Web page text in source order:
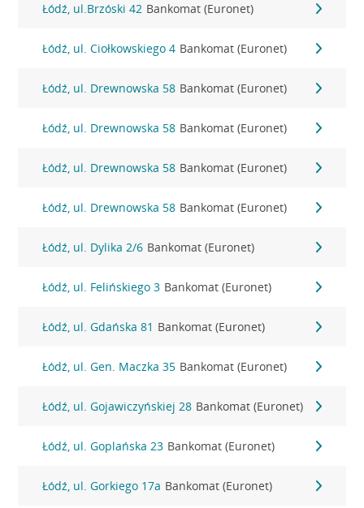
Łódź, ul.Brzóski 42 Bankomat (Euronet)
Łódź, ul. Ciołkowskiego 4 Bankomat (Euronet)
Łódź, ul. Drewnowska 58 Bankomat (Euronet)
Łódź, ul. Drewnowska 58 Bankomat (Euronet)
Łódź, ul. Drewnowska 58 Bankomat (Euronet)
Łódź, ul. Drewnowska 58 Bankomat (Euronet)
Łódź, ul. Dylika 2/6 Bankomat (Euronet)
Łódź, ul. Felińskiego 3 Bankomat (Euronet)
Łódź, ul. Gdańska 81 Bankomat (Euronet)
Łódź, ul. Gen. Maczka 35 Bankomat (Euronet)
Łódź, ul. Gojawiczyńskiej 28 Bankomat (Euronet)
Łódź, ul. Goplańska 23 Bankomat (Euronet)
Łódź, ul. Gorkiego 17a Bankomat (Euronet)